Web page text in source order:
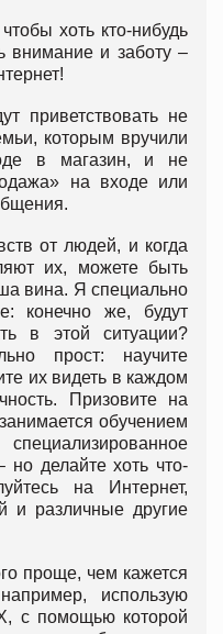
хоть кто-нибудь
внимание и заботу –
приветствовать не
которым вручили
в магазин, и не
на входе или
от людей, и когда
их, можете быть
вина. Я специально
конечно же, будут
в этой ситуации?
прост: научите
их видеть в каждом
Призовите на
обучением
но делайте хоть что-
на Интернет,
и различные другие
проще, чем кажется
использую
с помощью которой